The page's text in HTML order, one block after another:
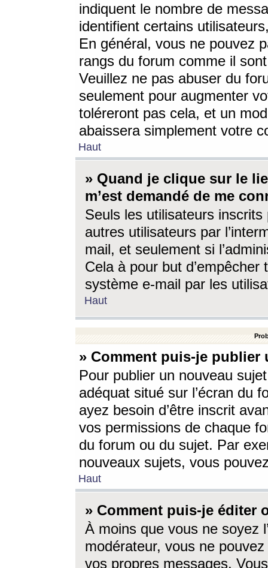
indiquent le nombre de
identifient certains
En général, vous ne pouvez
rangs du forum comme il
Veuillez ne pas abuser du
seulement pour augmenter
toléreront pas cela, et un
abaissera simplement votre
Haut
» Quand je clique sur le
m’est demandé de me
Seuls les utilisateurs
autres utilisateurs par
mail, et seulement si
Cela à pour but
système e-mail par les
Haut
» Comment puis-je
Pour publier un nouveau
adéquat situé sur l’écran du
ayez besoin d’être inscrit
vos permissions de chaque
du forum ou du sujet. Par
nouveaux sujets, vous
Haut
» Comment puis-je éditer
À moins que vous ne soyez
modérateur, vous ne
vos propres messages.